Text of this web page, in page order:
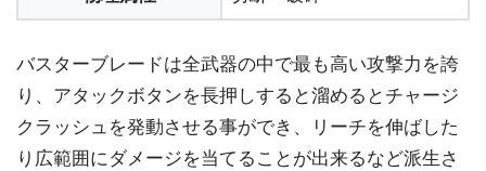
バスターブレードは全武器の中で最も高い攻撃力を誇
り、アタックボタンを長押しすると溜めるとチャージ
クラッシュを発動させる事ができ、リーチを伸ばした
り広範囲にダメージを当てることが出来るなど派生さ